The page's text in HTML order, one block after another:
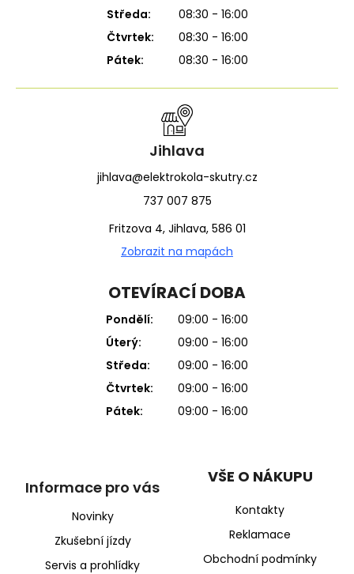
Středa:
08:30 - 16:00
Čtvrtek:
08:30 - 16:00
Pátek:
08:30 - 16:00
Jihlava
jihlava@elektrokola-skutry.cz
737 007 875
Fritzova 4, Jihlava, 586 01
Zobrazit na mapách
OTEVÍRACÍ DOBA
Pondělí:
09:00 - 16:00
Úterý:
09:00 - 16:00
Středa:
09:00 - 16:00
Čtvrtek:
09:00 - 16:00
Pátek:
09:00 - 16:00
Informace pro vás
Novinky
Zkušební jízdy
Servis a prohlídky
VŠE O NÁKUPU
Kontakty
Reklamace
Obchodní podmínky